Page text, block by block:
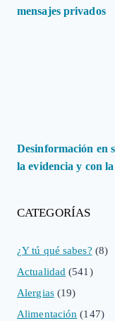
mensajes privados
Desinformación en
la evidencia y con
CATEGORÍAS
¿Y tú qué sabes? (8)
Actualidad (541)
Alergias(19)
Alimentación (147)